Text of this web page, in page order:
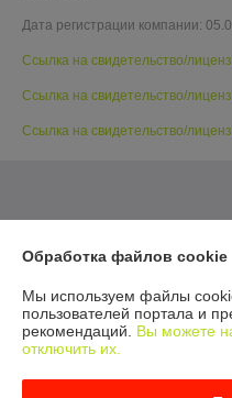
Дата регистрации компании:
Ссылка на свидетельство/
Ссылка на свидетельство/
Ссылка на свидетельство/
Обработка файлов cookie
Мы используем файлы
пользователей портала и
рекомендаций. Вы можете
отключить их.